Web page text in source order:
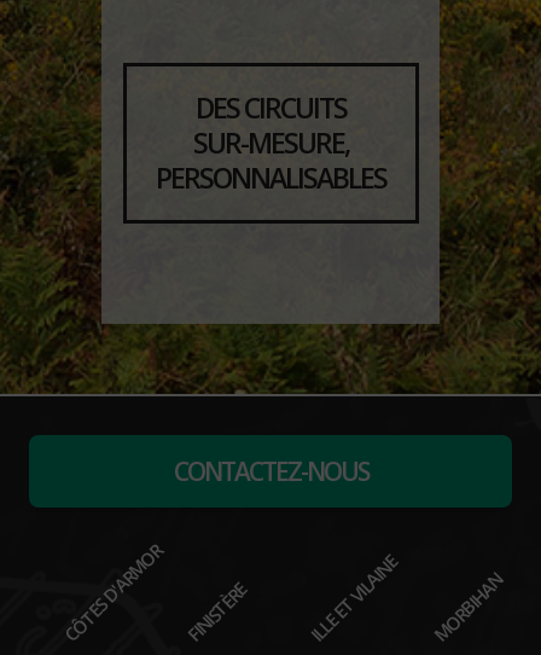
DES CIRCUITS
SUR-MESURE,
PERSONNALISABLES
CONTACTEZ-NOUS
CÔTES D'ARMOR FINISTÈRE ILLE ET VILAINE MORBIHAN